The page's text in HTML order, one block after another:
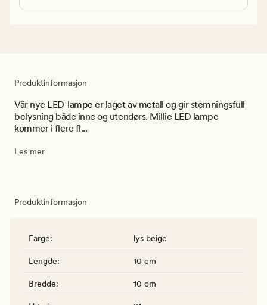
Produktinformasjon
Vår nye LED-lampe er laget av metall og gir stemningsfull
belysning både inne og utendørs. Millie LED lampe
kommer i flere fl...
Les mer
Produktinformasjon
Farge: lys beige
Lengde: 10 cm
Bredde: 10 cm